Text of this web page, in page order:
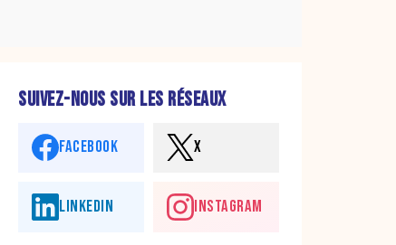
SUIVEZ-NOUS SUR LES RÉSEAUX
FACEBOOK X
LINKEDIN INSTAGRAM